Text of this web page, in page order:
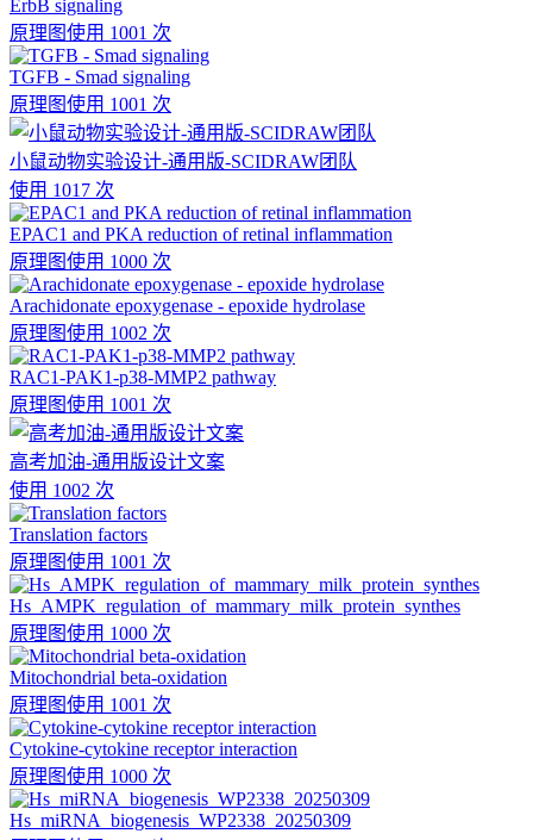
ErbB signaling
原理图使用 1001 次
TGFB - Smad signaling
原理图使用 1001 次
小鼠动物实验设计-通用版-SCIDRAW团队
使用 1017 次
EPAC1 and PKA reduction of retinal inflammation
原理图使用 1000 次
Arachidonate epoxygenase - epoxide hydrolase
原理图使用 1002 次
RAC1-PAK1-p38-MMP2 pathway
原理图使用 1001 次
高考加油-通用版设计文案
使用 1002 次
Translation factors
原理图使用 1001 次
Hs_AMPK_regulation_of_mammary_milk_protein_synthes
原理图使用 1000 次
Mitochondrial beta-oxidation
原理图使用 1001 次
Cytokine-cytokine receptor interaction
原理图使用 1000 次
Hs_miRNA_biogenesis_WP2338_20250309